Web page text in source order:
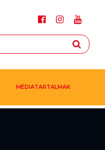
MÉDIATARTALMAK